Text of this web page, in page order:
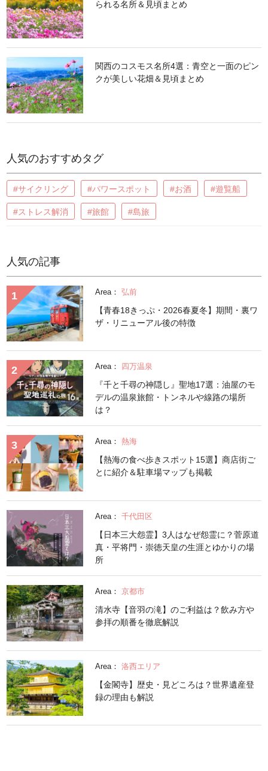
られる名所＆見頃まとめ
関西のコスモス名所4選：青空と一面のピン
クが美しい花畑＆見頃まとめ
人気のおすすめタグ
#サイクリング #パワースポット #お酒 #遊覧船
#ストレス解消 #旅館 #島旅
人気の記事
Area： 弘前
【青春18きっぷ・2026春夏冬】期間・裏ワ
ザ・リニューアル後の特徴
Area： 四万温泉
『千と千尋の神隠し』聖地17選：油屋のモ
デルの温泉旅館・トンネルや線路の場所
は？
Area： 熱海
【熱海の食べ歩きスポット15選】商店街ご
とに紹介＆駐車場マップも掲載
Area： 千代田区
【日本三大怨霊】3人はなぜ怨霊に？菅原道
真・平将門・崇徳天皇の生涯とゆかりの場
所
Area： 京都市
清水寺【音羽の滝】のご利益は？飲み方や
参拝の順番を徹底解説
Area： 洛西エリア
【金閣寺】歴史・見どころは？世界遺産登
録の理由も解説